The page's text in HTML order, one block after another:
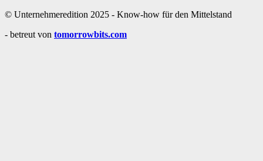
© Unternehmeredition 2025 - Know-how für den Mittelstand
- betreut von tomorrowbits.com